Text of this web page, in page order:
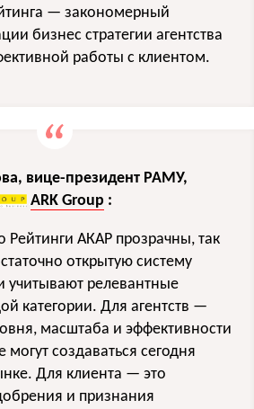
— закономерный
бизнес стратегии агентства
работы с клиентом.
вице-президент РАМУ,
ARK Group :
Рейтинги АКАР прозрачны, так
открытую систему
учитывают релевантные
категории. Для агентств —
масштаба и эффективности
могут создаваться сегодня
Для клиента — это
и признания